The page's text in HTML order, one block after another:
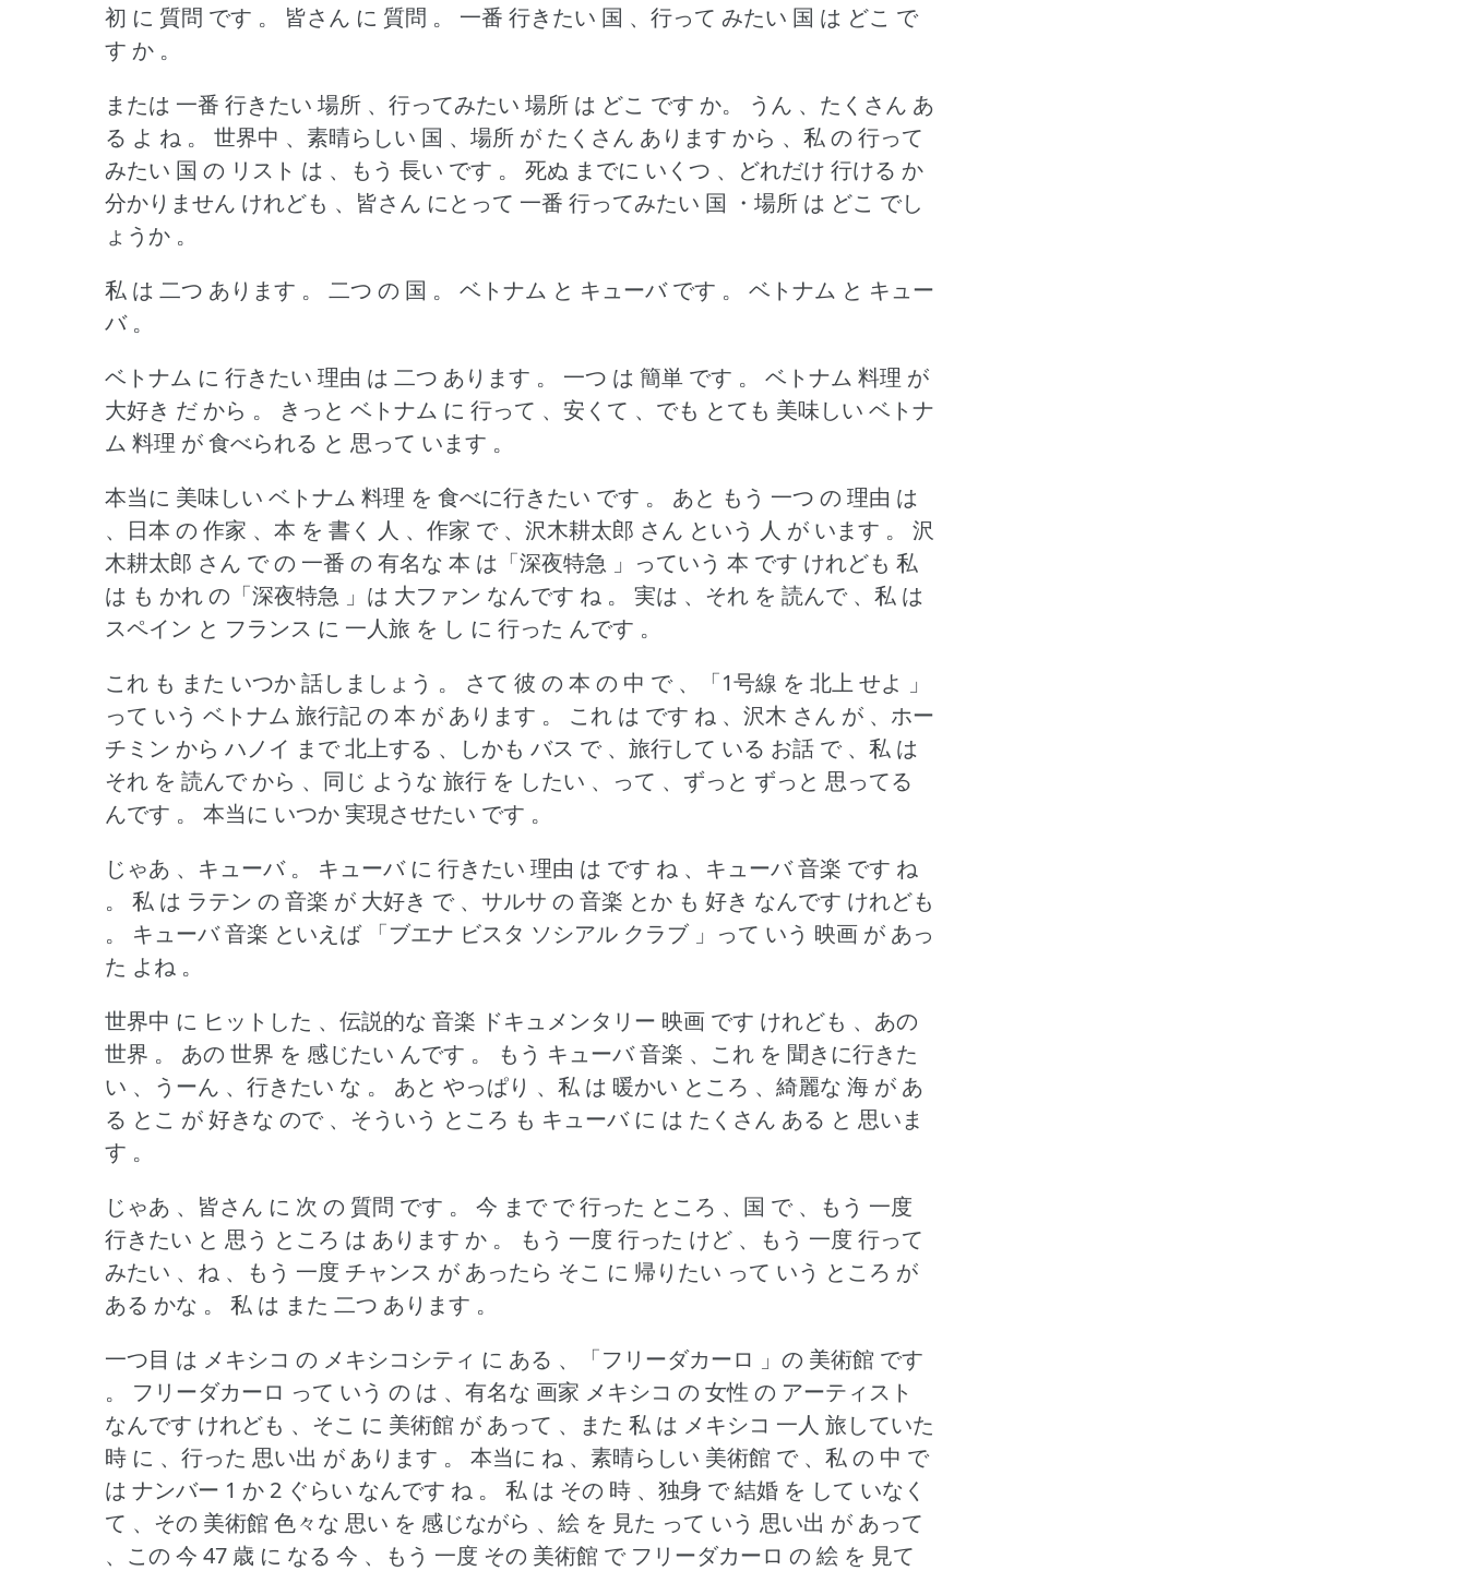
初 に 質問 です 。
皆さん に 質問 。
一番 行きたい 国 、行って みたい 国 は どこ で
す か 。
または 一番 行きたい 場所 、行ってみたい 場所 は どこ です か。
うん 、たくさん あ
る よ ね 。
世界中 、素晴らしい 国 、場所 が たくさん あります から 、私 の 行って
みたい 国 の リスト は 、もう 長い です 。
死ぬ までに いくつ 、どれだけ 行ける か
分かりません けれども 、皆さん にとって 一番 行ってみたい 国 ・場所 は どこ でし
ょうか 。
私 は 二つ あります 。
二つ の 国 。 ベトナム と キューバ です 。
ベトナム と キュー
バ 。
ベトナム に 行きたい 理由 は 二つ あります 。
一つ は 簡単 です 。
ベトナム 料理 が
大好き だ から 。
きっと ベトナム に 行って 、安くて 、でも とても 美味しい ベトナ
ム 料理 が 食べられる と 思って います 。
本当に 美味しい ベトナム 料理 を 食べに行きたい です 。
あと もう 一つ の 理由 は
、日本 の 作家 、本 を 書く 人 、作家 で 、沢木耕太郎 さん という 人 が います 。
沢
木耕太郎 さん で の 一番 の 有名な 本 は「深夜特急 」っていう 本 です けれども 私
は も かれ の「深夜特急 」は 大ファン なんです ね 。
実は 、それ を 読んで 、私 は
スペイン と フランス に 一人旅 を し に 行った んです 。
これ も また いつか 話しましょう 。
さて 彼 の 本 の 中 で 、「1号線 を 北上 せよ 」
って いう ベトナム 旅行記 の 本 が あります 。
これ は です ね 、沢木 さん が 、ホー
チミン から ハノイ まで 北上する 、しかも バス で 、旅行して いる お話 で 、私 は
それ を 読んで から 、同じ ような 旅行 を したい 、って 、ずっと ずっと 思ってる
んです 。
本当に いつか 実現させたい です 。
じゃあ 、キューバ 。
キューバ に 行きたい 理由 は です ね 、キューバ 音楽 です ね
。
私 は ラテン の 音楽 が 大好き で 、サルサ の 音楽 とか も 好き なんです けれども
。
キューバ 音楽 といえば 「ブエナ ビスタ ソシアル クラブ 」って いう 映画 が あっ
た よね 。
世界中 に ヒットした 、伝説的な 音楽 ドキュメンタリー 映画 です けれども 、あの
世界 。
あの 世界 を 感じたい んです 。
もう キューバ 音楽 、これ を 聞きに行きた
い 、うーん 、行きたい な 。
あと やっぱり 、私 は 暖かい ところ 、綺麗な 海 が あ
る とこ が 好きな ので 、そういう ところ も キューバ に は たくさん ある と 思いま
す 。
じゃあ 、皆さん に 次 の 質問 です 。
今 まで で 行った ところ 、国 で 、もう 一度
行きたい と 思う ところ は あります か 。
もう 一度 行った けど 、もう 一度 行って
みたい 、ね 、もう 一度 チャンス が あったら そこ に 帰りたい って いう ところ が
ある かな 。
私 は また 二つ あります 。
一つ目 は メキシコ の メキシコシティ に ある 、「フリーダカーロ 」の 美術館 です
。
フリーダカーロ って いう の は 、有名な 画家 メキシコ の 女性 の アーティスト
なんです けれども 、そこ に 美術館 が あって 、また 私 は メキシコ 一人 旅していた
時 に 、行った 思い出 が あります 。
本当に ね 、素晴らしい 美術館 で 、私 の 中 で
は ナンバー 1 か 2 ぐらい なんです ね 。
私 は その 時 、独身 で 結婚 を して いなく
て 、その 美術館 色々な 思い を 感じながら 、絵 を 見た って いう 思い出 が あって
、この 今 47 歳 に なる 今 、もう 一度 その 美術館 で フリーダカーロ の 絵 を 見て